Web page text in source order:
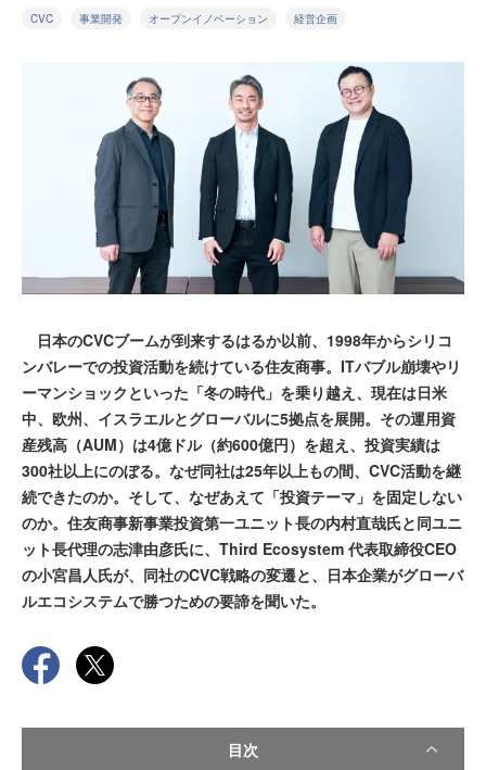
CVC 事業開発 オープンイノベーション 経営企画
日本のCVCブームが到来するはるか以前、1998年からシリコ
ンバレーでの投資活動を続けている住友商事。ITバブル崩壊やリ
ーマンショックといった「冬の時代」を乗り越え、現在は日米
中、欧州、イスラエルとグローバルに5拠点を展開。その運用資
産残高（AUM）は4億ドル（約600億円）を超え、投資実績は
300社以上にのぼる。なぜ同社は25年以上もの間、CVC活動を継
続できたのか。そして、なぜあえて「投資テーマ」を固定しない
のか。住友商事新事業投資第一ユニット長の内村直哉氏と同ユニ
ット長代理の志津由彦氏に、Third Ecosystem 代表取締役CEO
の小宮昌人氏が、同社のCVC戦略の変遷と、日本企業がグローバ
ルエコシステムで勝つための要諦を聞いた。
目次